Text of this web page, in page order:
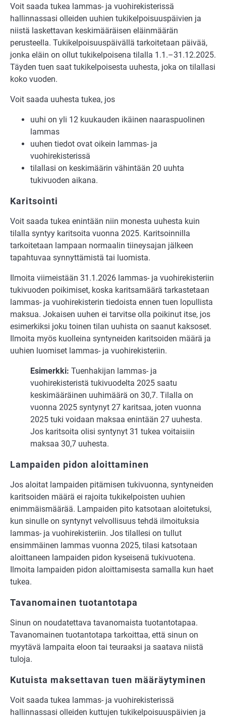
Voit saada tukea lammas- ja vuohirekisterissä
hallinnassasi olleiden uuhien tukikelpoisuuspäivien ja
niistä laskettavan keskimääräisen eläinmäärän
perusteella. Tukikelpoisuuspäivällä tarkoitetaan päivää,
jonka eläin on ollut tukikelpoisena tilalla 1.1.–31.12.2025.
Täyden tuen saat tukikelpoisesta uuhesta, joka on tilallasi
koko vuoden.
Voit saada uuhesta tukea, jos
uuhi on yli 12 kuukauden ikäinen naaraspuolinen
lammas
uuhen tiedot ovat oikein lammas- ja
vuohirekisterissä
tilallasi on keskimäärin vähintään 20 uuhta
tukivuoden aikana.
Karitsointi
Voit saada tukea enintään niin monesta uuhesta kuin
tilalla syntyy karitsoita vuonna 2025. Karitsoinnilla
tarkoitetaan lampaan normaalin tiineysajan jälkeen
tapahtuvaa synnyttämistä tai luomista.
Ilmoita viimeistään 31.1.2026 lammas- ja vuohirekisteriin
tukivuoden poikimiset, koska karitsamäärä tarkastetaan
lammas- ja vuohirekisterin tiedoista ennen tuen lopullista
maksua. Jokaisen uuhen ei tarvitse olla poikinut itse, jos
esimerkiksi joku toinen tilan uuhista on saanut kaksoset.
Ilmoita myös kuolleina syntyneiden karitsoiden määrä ja
uuhien luomiset lammas- ja vuohirekisteriin.
Esimerkki: Tuenhakijan lammas- ja
vuohirekisteristä tukivuodelta 2025 saatu
keskimääräinen uuhimäärä on 30,7. Tilalla on
vuonna 2025 syntynyt 27 karitsaa, joten vuonna
2025 tuki voidaan maksaa enintään 27 uuhesta.
Jos karitsoita olisi syntynyt 31 tukea voitaisiin
maksaa 30,7 uuhesta.
Lampaiden pidon aloittaminen
Jos aloitat lampaiden pitämisen tukivuonna, syntyneiden
karitsoiden määrä ei rajoita tukikelpoisten uuhien
enimmäismäärää. Lampaiden pito katsotaan aloitetuksi,
kun sinulle on syntynyt velvollisuus tehdä ilmoituksia
lammas- ja vuohirekisteriin. Jos tilallesi on tullut
ensimmäinen lammas vuonna 2025, tilasi katsotaan
aloittaneen lampaiden pidon kyseisenä tukivuotena.
Ilmoita lampaiden pidon aloittamisesta samalla kun haet
tukea.
Tavanomainen tuotantotapa
Sinun on noudatettava tavanomaista tuotantotapaa.
Tavanomainen tuotantotapa tarkoittaa, että sinun on
myytävä lampaita eloon tai teuraaksi ja saatava niistä
tuloja.
Kutuista maksettavan tuen määräytyminen
Voit saada tukea lammas- ja vuohirekisterissä
hallinnassasi olleiden kuttujen tukikelpoisuuspäivien ja